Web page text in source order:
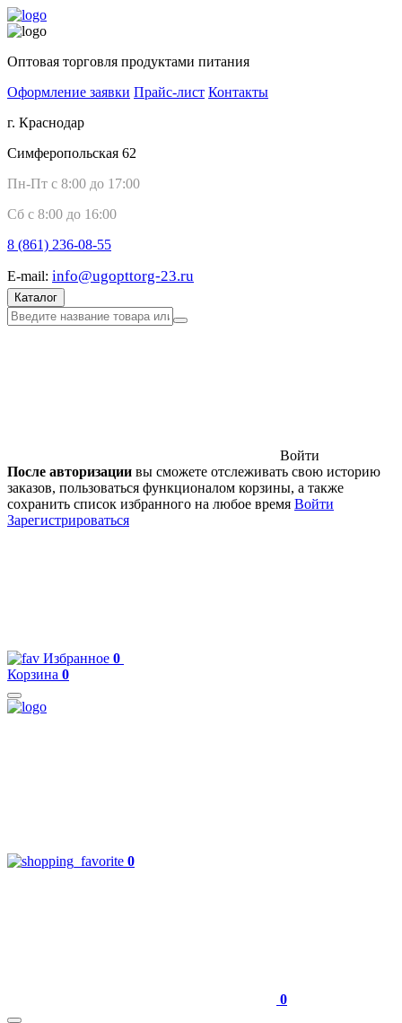
Оптовая торговля продуктами питания
Оформление заявки Прайс-лист Контакты
г. Краснодар
Симферопольская 62
Пн-Пт с 8:00 до 17:00
Сб с 8:00 до 16:00
8 (861) 236-08-55
E-mail: info@ugopttorg-23.ru
Каталог
Войти
После авторизации вы сможете отслеживать свою историю
заказов, пользоваться функционалом корзины, а также
сохранить список избранного на любое время Войти
Зарегистрироваться
Избранное 0
Корзина 0
0
0